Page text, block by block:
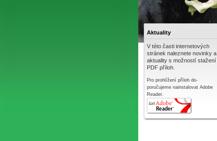
Aktuality
V této časti internetových
stránek naleznete novinky a
aktuality s možností stažení
PDF příloh.
Pro prohlížení příloh do-
poručujeme nainstalovat Adobe
Reader.